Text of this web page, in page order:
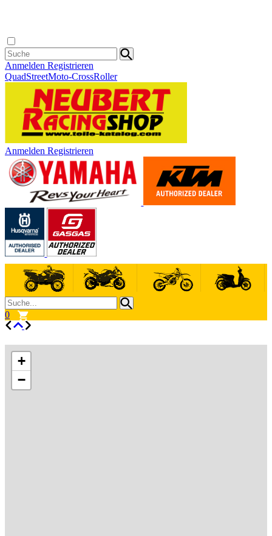
Anmelden Registrieren
QuadStreetMoto-CrossRoller
Anmelden Registrieren
0
+
−